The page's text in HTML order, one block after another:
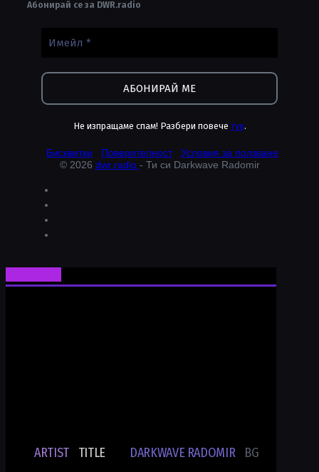
Абонирай се за DWR.radio
Не изпращаме спам! Разбери повече тук.
Бисквитки Поверителност
Условия за ползване
© 2026 dwr.radio - Ти си Darkwave Radomir
ARTIST- TITLE DARKWAVE RADOMIR BG